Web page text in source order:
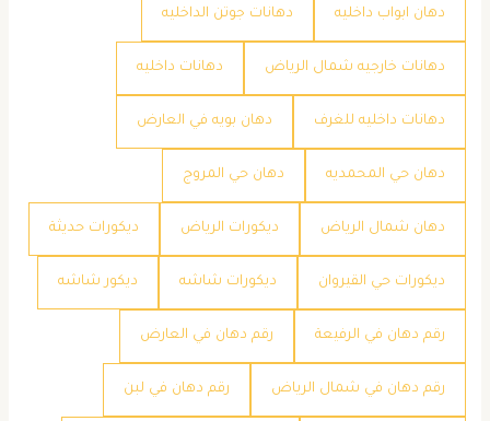
دهان ابواب داخليه دهانات جوتن الداخليه
دهانات خارجيه شمال الرياض دهانات داخليه
دهانات داخليه للغرف دهان بويه في العارض
دهان حي المحمديه دهان حي المروج
دهان شمال الرياض ديكورات الرياض ديكورات حديثة
ديكورات حي القيروان ديكورات شاشه ديكور شاشه
رقم دهان في الرفيعة رقم دهان في العارض
رقم دهان في شمال الرياض رقم دهان في لبن